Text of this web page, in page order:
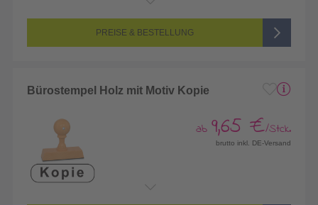
PREISE & BESTELLUNG
Bürostempel Holz mit Motiv Kopie
ab 9,65 €/Stck.
brutto inkl. DE-Versand